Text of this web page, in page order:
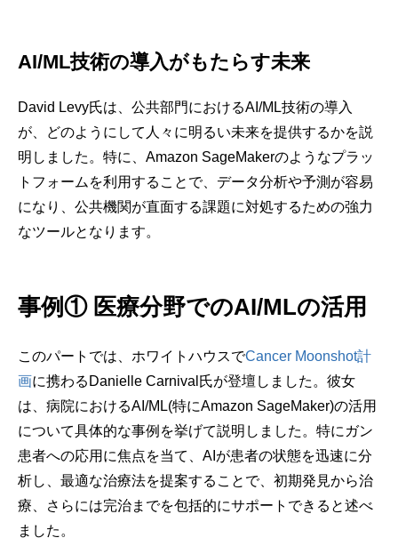
AI/ML技術の導入がもたらす未来
David Levy氏は、公共部門におけるAI/ML技術の導入
が、どのようにして人々に明るい未来を提供するかを説
明しました。特に、Amazon SageMakerのようなプラッ
トフォームを利用することで、データ分析や予測が容易
になり、公共機関が直面する課題に対処するための強力
なツールとなります。
事例① 医療分野でのAI/MLの活用
このパートでは、ホワイトハウスでCancer Moonshot計
画に携わるDanielle Carnival氏が登壇しました。彼女
は、病院におけるAI/ML(特にAmazon SageMaker)の活用
について具体的な事例を挙げて説明しました。特にガン
患者への応用に焦点を当て、AIが患者の状態を迅速に分
析し、最適な治療法を提案することで、初期発見から治
療、さらには完治までを包括的にサポートできると述べ
ました。